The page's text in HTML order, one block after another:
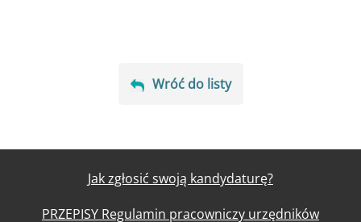
Wróć do listy
Jak zgłosić swoją kandydaturę?
PRZEPISY Regulamin pracowniczy urzędników